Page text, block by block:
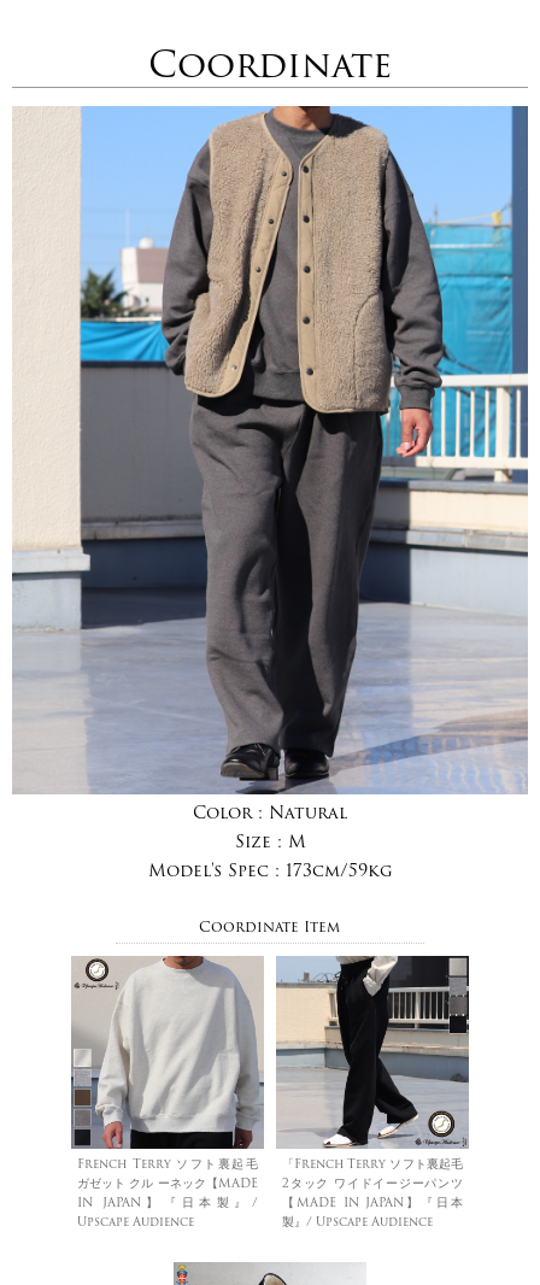
Coordinate
Color : Natural
Size : M
Model's Spec : 173cm/59kg
Coordinate Item
French Terry ソフト裏起毛
ガゼット クル ーネック【MADE
IN JAPAN】『日本製』/
Upscape Audience
「French Terry ソフト裏起毛
2タック ワイドイージーパンツ
【MADE IN JAPAN】『日本
製』/ Upscape Audience